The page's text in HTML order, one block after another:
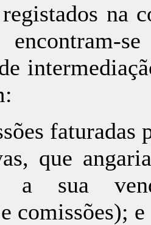
na
faturadas
que
a sua
comissões); e